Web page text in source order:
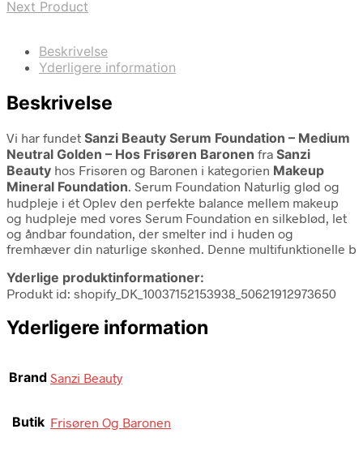
Next Product
Beskrivelse
Yderligere information
Beskrivelse
Vi har fundet Sanzi Beauty Serum Foundation – Medium
Neutral Golden – Hos Frisøren Baronen fra Sanzi
Beauty hos Frisøren og Baronen i kategorien Makeup
Mineral Foundation. Serum Foundation Naturlig glød og
hudpleje i ét Oplev den perfekte balance mellem makeup
og hudpleje med vores Serum Foundation en silkeblød, let
og åndbar foundation, der smelter ind i huden og
fremhæver din naturlige skønhed. Denne multifunktionelle b
Yderlige produktinformationer:
Produkt id: shopify_DK_10037152153938_50621912973650
Yderligere information
Brand Sanzi Beauty
Butik Frisøren Og Baronen